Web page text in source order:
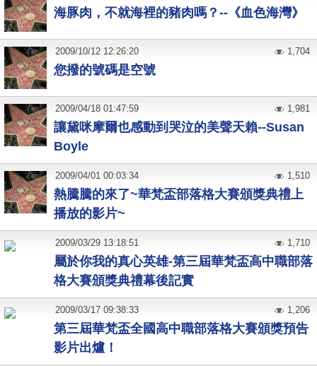
海豚肉，不就海裡的豬肉嗎？--《血色海灣》
您撥的號碼是空號
2009/10/12 12:26:20 1,704
讓黛咪摩爾也感動到哭泣的美聲天賴--Susan
Boyle
2009/04/18 01:47:59 1,981
熱騰騰的來了~華梵盃部落格大賽頒獎典禮上
播放的影片~
2009/04/01 00:03:34 1,510
屬於你我的真心英雄-第三屆華梵盃高中職部落
格大賽頒獎典禮幕後記實
2009/03/29 13:18:51 1,710
第三屆華梵盃全國高中職部落格大賽頒獎預告
影片出爐！
2009/03/17 09:38:33 1,206